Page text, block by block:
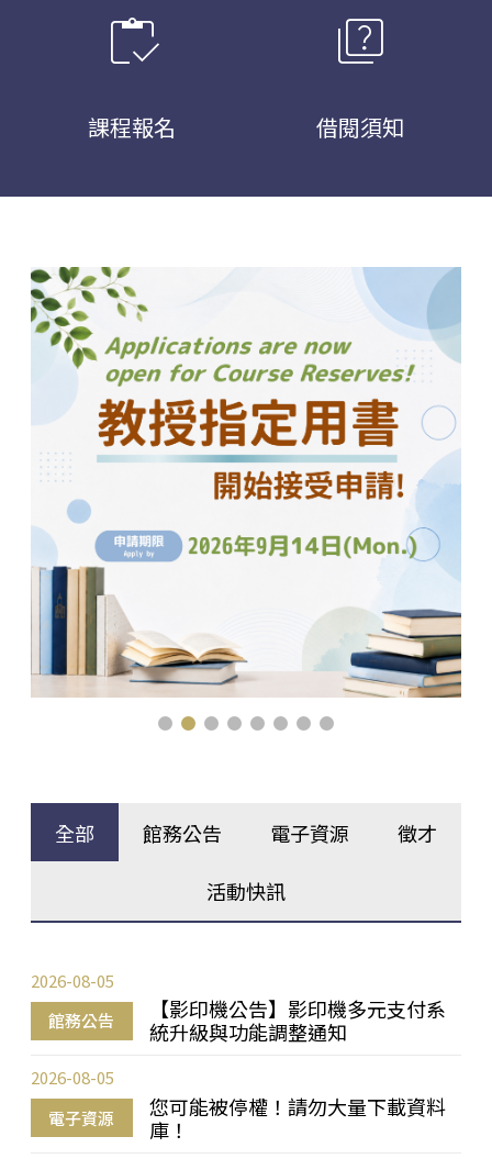
inventory
課程報名
quiz
借閱須知
全部 館務公告 電子資源 徵才
活動快訊
館務公告
【影印機公告】影印機多元支付系
統升級與功能調整通知
2026-08-05
電子資源
您可能被停權！請勿大量下載資料
庫！
2026-08-05